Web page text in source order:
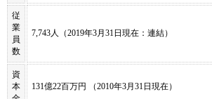
従
業
員
数
7,743人（2019年3月31日現在：連結）
資
本
131億22百万円 （2010年3月31日現在）